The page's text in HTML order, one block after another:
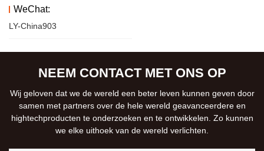
WeChat:
LY-China903
NEEM CONTACT MET ONS OP
Wij geloven dat we de wereld een beter leven kunnen geven door
samen met partners over de hele wereld geavanceerdere en
hightechproducten te onderzoeken en te ontwikkelen. Zo kunnen
we elke uithoek van de wereld verlichten.